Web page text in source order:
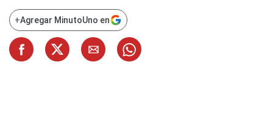
+Agregar MinutoUno en